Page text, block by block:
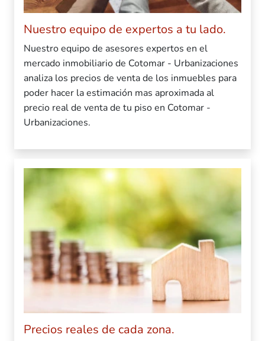
Nuestro equipo de expertos a tu lado.
Nuestro equipo de asesores expertos en el
mercado inmobiliario de Cotomar - Urbanizaciones
analiza los precios de venta de los inmuebles para
poder hacer la estimación mas aproximada al
precio real de venta de tu piso en Cotomar -
Urbanizaciones.
Precios reales de cada zona.